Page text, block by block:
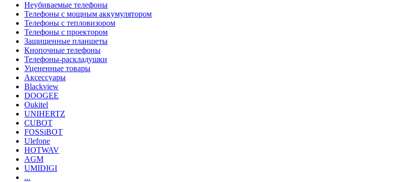
Неубиваемые телефоны
Телефоны с мощным аккумулятором
Телефоны с тепловизором
Телефоны с проектором
Защищенные планшеты
Кнопочные телефоны
Телефоны-раскладушки
Уцененные товары
Аксессуары
Blackview
DOOGEE
Oukitel
UNIHERTZ
CUBOT
FOSSiBOT
Ulefone
HOTWAV
AGM
UMIDIGI
...